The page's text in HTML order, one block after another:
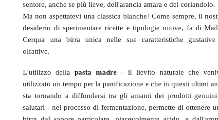
sentore, anche se più lieve, dell'arancia amara e del coriandolo.
Ma non aspettatevi una classica blanche! Come sempre, il
desiderio di sperimentare ricette e tipologie nuove, fa di
Cerqua una birra unica nelle sue caratteristiche
olfattive.
L'utilizzo dellapasta madre- il lievito naturale che
utilizzato un tempo per la panificazione e che in questi ultimi
sta tornando a diffondersi tra gli amanti dei prodotti
salutari - nel processo di fermentazione, permette di ottenere